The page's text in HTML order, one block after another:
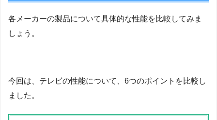
各メーカーの製品について具体的な性能を比較してみま
しょう。
今回は、テレビの性能について、6つのポイントを比較し
ました。